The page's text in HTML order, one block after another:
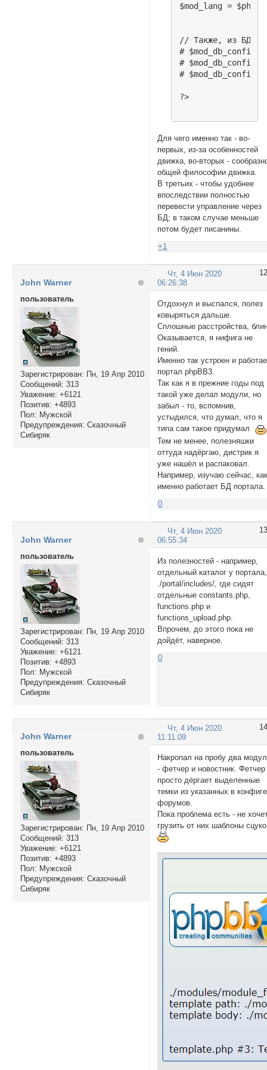
$mod_lang =
// Также, из БД
#
#
#
Для чего именно так - во-
первых, из-за особенностей
движка, во-вторых -
общей философии движка.
В третьих - чтобы удобнее
впоследствии полностью
перевести управление через
БД; в таком случае меньше
потом будет писанины.
+1
12
Чт, 4 Июн 2020
06:26:38
John Warner
пользователь
Зарегистрирован: Пн, 19 Апр 2010
Сообщений: 313
Уважение: +6121
Позитив: +4893
Пол: Мужской
Предупреждения: Сказочный
Сибиряк
Отдохнул и выспался, полез
ковыряться дальше.
Сплошные расстройства,
Оказывается, я нифига не
гений.
Именно так устроен и
портал phpBB3.
Так как я в прежние годы под
такой уже делал модули, но
забыл - то, вспомнив,
устыдился, что думал, что я
типа сам такое придумал
Тем не менее, полезняшки
оттуда надёргаю, дистрик я
уже нашёл и распаковал.
Например, изучаю сейчас,
именно работает БД портала.
0
13
Чт, 4 Июн 2020
06:55:34
John Warner
пользователь
Зарегистрирован: Пн, 19 Апр 2010
Сообщений: 313
Уважение: +6121
Позитив: +4893
Пол: Мужской
Предупреждения: Сказочный
Сибиряк
Из полезностей - например,
отдельный каталог у портала,
./portal/includes/, где сидят
отдельные constants.php,
functions.php и
functions_upload.php.
Впрочем, до этого пока не
дойдёт, наверное.
0
14
Чт, 4 Июн 2020
11:11:09
John Warner
пользователь
Зарегистрирован: Пн, 19 Апр 2010
Сообщений: 313
Уважение: +6121
Позитив: +4893
Пол: Мужской
Предупреждения: Сказочный
Сибиряк
Накропал на пробу два
- фетчер и новостник. Фетчер
просто дёргает выделенные
темки из указанных в конфиге
форумов.
Пока проблема есть - не
грузить от них шаблоны сцуко